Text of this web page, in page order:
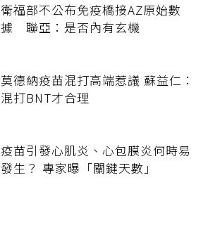
衛福部不公布免疫橋接AZ原始數
據 聯亞：是否內有玄機
莫德納疫苗混打高端惹議 蘇益仁：
混打BNT才合理
疫苗引發心肌炎、心包膜炎何時易
發生？ 專家曝「關鍵天數」